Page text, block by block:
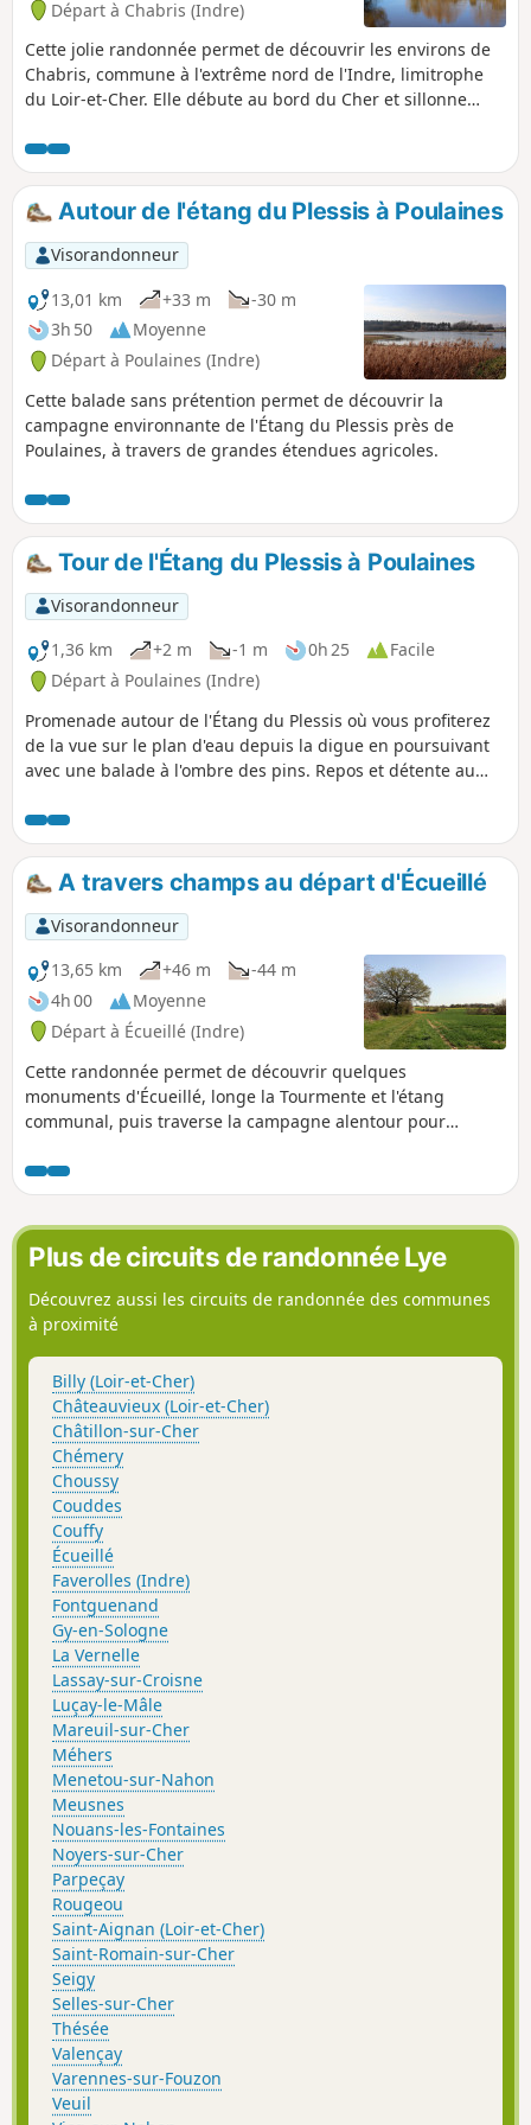
Départ à Chabris (Indre)
Cette jolie randonnée permet de découvrir les environs de
Chabris, commune à l'extrême nord de l'Indre, limitrophe
du Loir-et-Cher. Elle débute au bord du Cher et sillonne
champs pour atteindre les hauteurs au Grand Givry. Elle
arrive ensuite au bord du Fouzon à la Claie. Le retour à
travers champs et bois nous permet de découvrir le site du
Moulin puis la guinguette et la plage de Chabris.
Autour de l'étang du Plessis à Poulaines
Visorandonneur
13,01 km
+33 m
-30 m
3h 50
Moyenne
Départ à Poulaines (Indre)
Cette balade sans prétention permet de découvrir la
campagne environnante de l'Étang du Plessis près de
Poulaines, à travers de grandes étendues agricoles.
Tour de l'Étang du Plessis à Poulaines
Visorandonneur
1,36 km
+2 m -1 m 0h 25
Facile
Départ à Poulaines (Indre)
Promenade autour de l'Étang du Plessis où vous profiterez
de la vue sur le plan d'eau depuis la digue en poursuivant
avec une balade à l'ombre des pins. Repos et détente au
A travers champs au départ d'Écueillé
Visorandonneur
13,65 km
+46 m
-44 m
4h 00
Moyenne
Départ à Écueillé (Indre)
Cette randonnée permet de découvrir quelques
monuments d'Écueillé, longe la Tourmente et l'étang
communal, puis traverse la campagne alentour pour
Plus de circuits de randonnée Lye
Découvrez aussi les circuits de randonnée des communes
à proximité
Billy (Loir-et-Cher)
Châteauvieux (Loir-et-Cher)
Châtillon-sur-Cher
Chémery
Choussy
Couddes
Couffy
Écueillé
Faverolles (Indre)
Fontguenand
Gy-en-Sologne
La Vernelle
Lassay-sur-Croisne
Luçay-le-Mâle
Mareuil-sur-Cher
Méhers
Menetou-sur-Nahon
Meusnes
Nouans-les-Fontaines
Noyers-sur-Cher
Parpeçay
Rougeou
Saint-Aignan (Loir-et-Cher)
Saint-Romain-sur-Cher
Seigy
Selles-sur-Cher
Thésée
Valençay
Varennes-sur-Fouzon
Veuil